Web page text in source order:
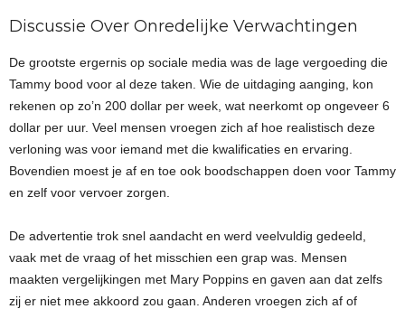
Discussie Over Onredelijke Verwachtingen
De grootste ergernis op sociale media was de lage vergoeding die
Tammy bood voor al deze taken. Wie de uitdaging aanging, kon
rekenen op zo’n 200 dollar per week, wat neerkomt op ongeveer 6
dollar per uur. Veel mensen vroegen zich af hoe realistisch deze
verloning was voor iemand met die kwalificaties en ervaring.
Bovendien moest je af en toe ook boodschappen doen voor Tammy
en zelf voor vervoer zorgen.
De advertentie trok snel aandacht en werd veelvuldig gedeeld,
vaak met de vraag of het misschien een grap was. Mensen
maakten vergelijkingen met Mary Poppins en gaven aan dat zelfs
zij er niet mee akkoord zou gaan. Anderen vroegen zich af of